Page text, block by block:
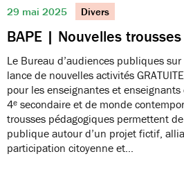
29 mai 2025 Divers
BAPE | Nouvelles
Le Bureau d’audiences publiques
lance de nouvelles activités
pour les enseignantes et enseignants
4ᵉ secondaire et de monde
trousses pédagogiques permettent
publique autour d’un projet fictif,
participation citoyenne et…